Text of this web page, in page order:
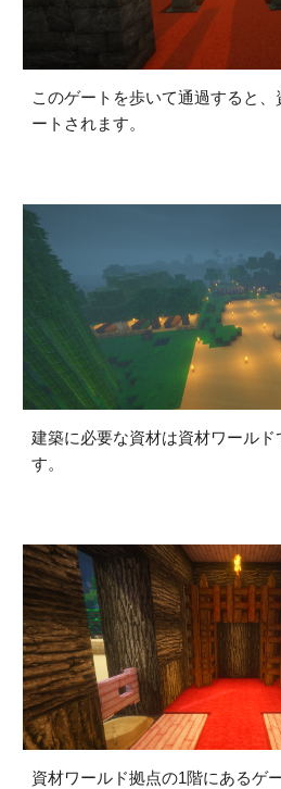
このゲートを歩いて通過すると
ートされます。
建築に必要な資材は資材ワールド
す。
資材ワールド拠点の1階にあるゲ